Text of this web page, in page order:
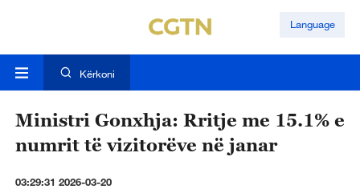
Language
Kërkoni
Ministri Gonxhja: Rritje me 15.1% e
numrit të vizitorëve në janar
03:29:31 2026-03-20